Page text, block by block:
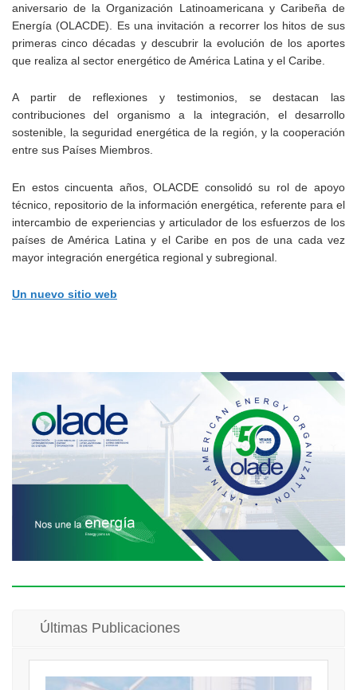
aniversario de la Organización Latinoamericana y Caribeña de
Energía (OLACDE). Es una invitación a recorrer los hitos de sus
primeras cinco décadas y descubrir la evolución de los aportes
que realiza al sector energético de América Latina y el Caribe.
A partir de reflexiones y testimonios, se destacan las
contribuciones del organismo a la integración, el desarrollo
sostenible, la seguridad energética de la región, y la cooperación
entre sus Países Miembros.
En estos cincuenta años, OLACDE consolidó su rol de apoyo
técnico, repositorio de la información energética, referente para el
intercambio de experiencias y articulador de los esfuerzos de los
países de América Latina y el Caribe en pos de una cada vez
mayor integración energética regional y subregional.
Un nuevo sitio web
Últimas Publicaciones